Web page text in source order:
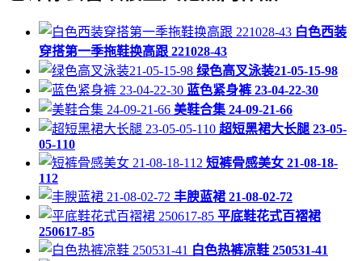
白色西装
穿搭第一季拖鞋换高跟 221028-43
绿色高叉泳装21-05-15-98
蓝色紧身裤 23-04-22-30
美鞋合集 24-09-21-66
超短黑裙大长腿 23-05-
05-110
短裤骨感美女 21-08-18-
112
丰腴蓝裙 21-08-02-72
平底鞋花式百褶裙
250617-85
白色热裤凉鞋 250531-41